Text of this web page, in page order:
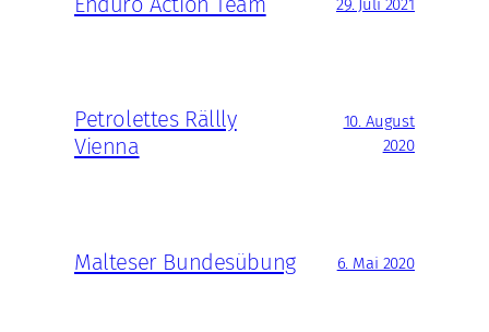
29. Juli 2021
Petrolettes Rällly
Vienna
10. August
2020
Malteser Bundesübung 6. Mai 2020